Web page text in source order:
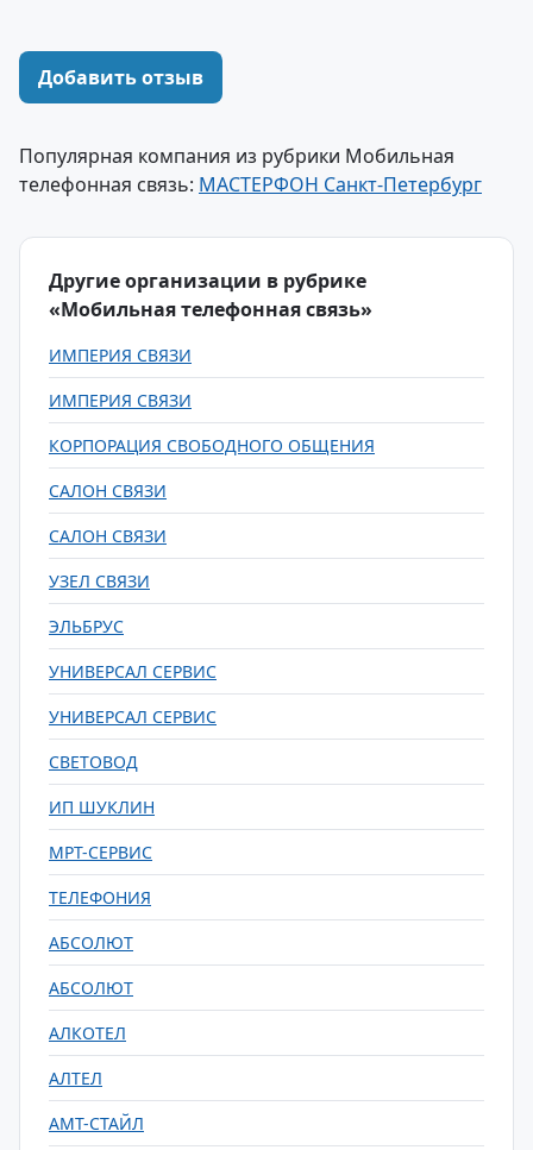
Добавить отзыв
Популярная компания из рубрики Мобильная
телефонная связь: МАСТЕРФОН Санкт-Петербург
Другие организации в рубрике
«Мобильная телефонная связь»
ИМПЕРИЯ СВЯЗИ
ИМПЕРИЯ СВЯЗИ
КОРПОРАЦИЯ СВОБОДНОГО ОБЩЕНИЯ
САЛОН СВЯЗИ
САЛОН СВЯЗИ
УЗЕЛ СВЯЗИ
ЭЛЬБРУС
УНИВЕРСАЛ СЕРВИС
УНИВЕРСАЛ СЕРВИС
СВЕТОВОД
ИП ШУКЛИН
МРТ-СЕРВИС
ТЕЛЕФОНИЯ
АБСОЛЮТ
АБСОЛЮТ
АЛКОТЕЛ
АЛТЕЛ
АМТ-СТАЙЛ